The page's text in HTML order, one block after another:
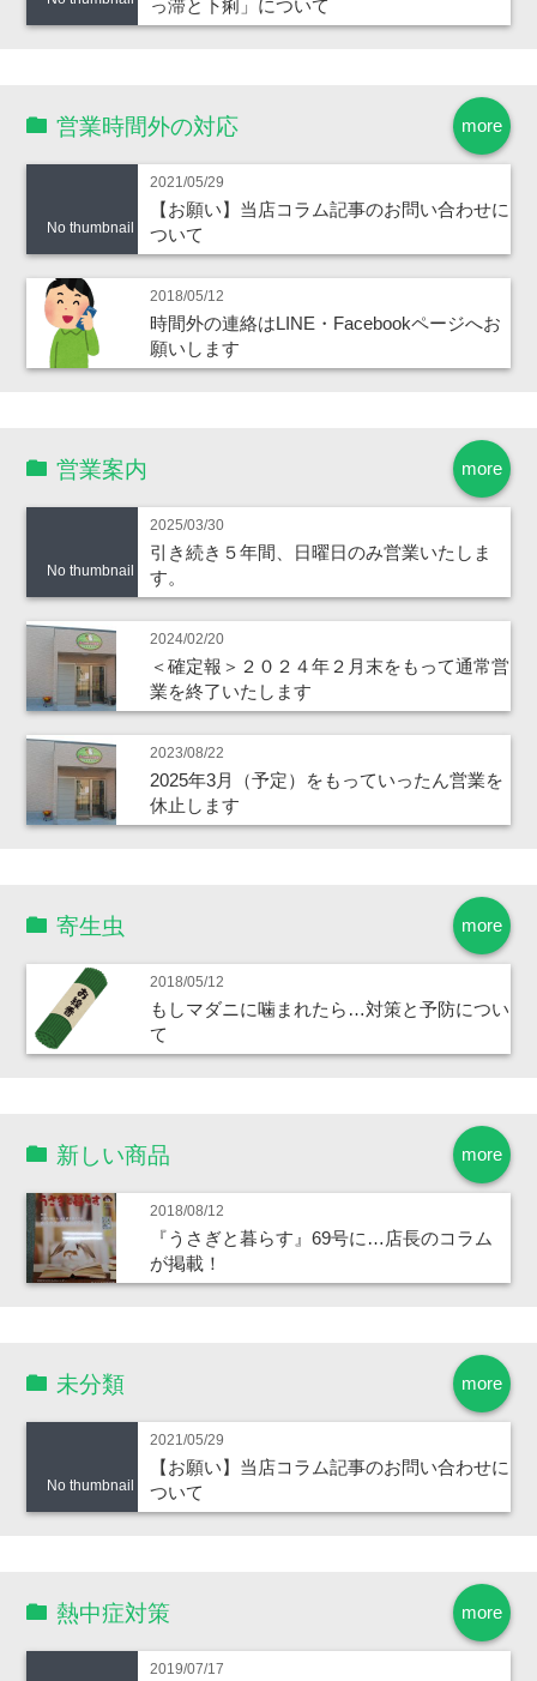
っ滞と下痢」について
more
営業時間外の対応
No thumbnail
2021/05/29
【お願い】当店コラム記事のお問い合わせに
ついて
2018/05/12
時間外の連絡はLINE・Facebookページへお
願いします
more
営業案内
No thumbnail
2025/03/30
引き続き５年間、日曜日のみ営業いたしま
す。
2024/02/20
＜確定報＞２０２４年２月末をもって通常営
業を終了いたします
2023/08/22
2025年3月（予定）をもっていったん営業を
休止します
more
寄生虫
2018/05/12
もしマダニに噛まれたら…対策と予防につい
て
more
新しい商品
2018/08/12
『うさぎと暮らす』69号に…店長のコラム
が掲載！
more
未分類
No thumbnail
2021/05/29
【お願い】当店コラム記事のお問い合わせに
ついて
more
熱中症対策
2019/07/17